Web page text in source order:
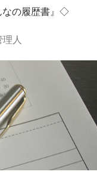
の履歴書』◇
理人